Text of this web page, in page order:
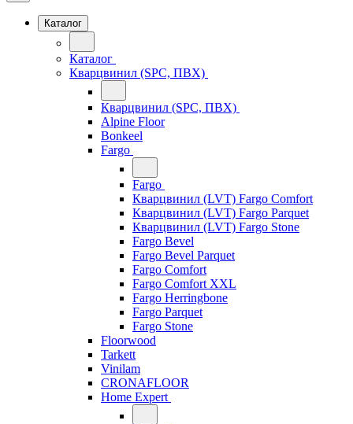
Каталог
Каталог
Кварцвинил (SPC, ПВХ)
Кварцвинил (SPC, ПВХ)
Alpine Floor
Bonkeel
Fargo
Fargo
Кварцвинил (LVT) Fargo Comfort
Кварцвинил (LVT) Fargo Parquet
Кварцвинил (LVT) Fargo Stone
Fargo Bevel
Fargo Bevel Parquet
Fargo Comfort
Fargo Comfort XXL
Fargo Herringbone
Fargo Parquet
Fargo Stone
Floorwood
Tarkett
Vinilam
CRONAFLOOR
Home Expert